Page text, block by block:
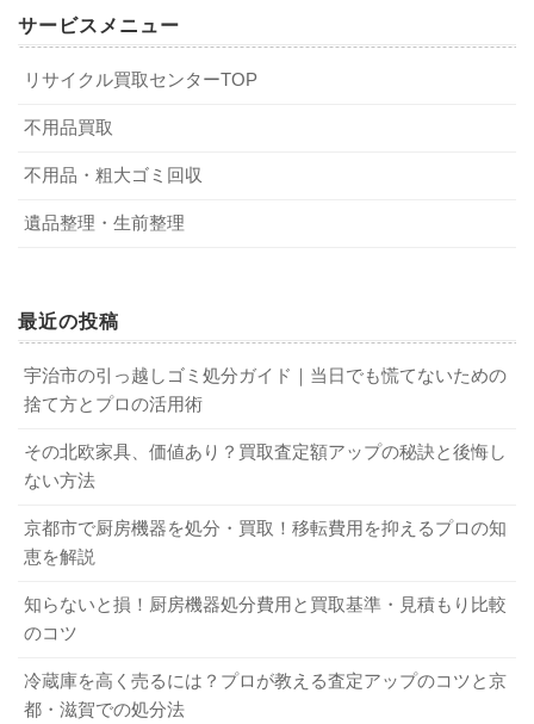
1-1．自治体にゴミとして出すことは可能
ダブルベッドは、自治体にゴミとして出すことも可能で
す。そのままで出す場合は、大きさや重さがあるため、多
サイズ以下にできる場合は、素材に応じて可燃ゴミ・不燃
ゴミとして出すこともできます。
解体すれば回収費用が安く済む
デメリット
回収日時・場所は自治体が指定
回収場所まで運ぶのが大変
1-2．ダブルベッドのゴミの区分と費用
ダブルベッドを解体した場合、素材によって以下のように
区分して出すことになります。可燃ゴミ・不燃ゴミ・資源
ゴミは無料で回収可能です。粗大ゴミは1台につき2,000円
3-1．使用感が少なく人気ブランドなら買取可
能なことも
不要になったダブルベッドで以下の条件を満たす場合、買
人気ブランド（シモンズ・サータ・シーリー・フラン
なお、以下の条件を満たすものはさらに高額買取が期待で
きます。
マットレスの厚さが30cm以上
マットレスがダブルクッションタイプ
足つきのフレーム
電動タイプ
3-2．諸費用が高くつくこともある
ダブルベッドを買取してもらう場合、運び出しや運搬料な
家具の回収はもちろんのこと、買取も行っています。家具
単体だけでなく、家電とまとめて査定も可能です。
製造後7年以内の買取対象製品があれば1点から出張査定を
家具の処分ならリサイクル買取サービスへ
関連記事 掃除機を買い替える時期と後悔しない選び方
関連記事
6．ダブルベッドの処分に関するよくある質
問
最後に、ダブルベッドの処分に関する質問に回答します。
Q．自分でダブルベッドを解体するデメリットは？
A．以下のように多くのデメリットがあります。できれば。
解体せずに処分することがおすすめです。
サービスメニュー
リサイクル買取センターTOP
不用品買取
不用品・粗大ゴミ回収
遺品整理・生前整理
最近の投稿
宇治市の引っ越しゴミ処分ガイド｜当日でも慌てないための
捨て方とプロの活用術
その北欧家具、価値あり？買取査定額アップの秘訣と後悔し
ない方法
京都市で厨房機器を処分・買取！移転費用を抑えるプロの知
恵を解説
知らないと損！厨房機器処分費用と買取基準・見積もり比較
のコツ
冷蔵庫を高く売るには？プロが教える査定アップのコツと京
都・滋賀での処分法